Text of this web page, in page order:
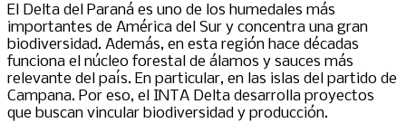
El Delta del Paraná es uno de los humedales más
importantes de América del Sur y concentra una gran
biodiversidad. Además, en esta región hace décadas
funciona el núcleo forestal de álamos y sauces más
relevante del país. En particular, en las islas del partido de
Campana. Por eso, el INTA Delta desarrolla proyectos
que buscan vincular biodiversidad y producción.